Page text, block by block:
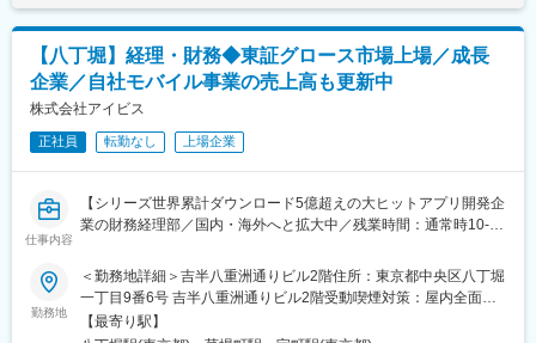
・その他与信調査、予算策定、固定資産管理、税金対応など
■募集背景：
現在、当社の財務経理部は名古屋拠点（全6名）にございましが、
2024年6月に本店所在地を東京に移転したことに伴い、より事業
運営に資する経理財務体制を構築するため、2026年1月より東京
本社に経理財務部を新設することになりました。今回はそのスタ
ーティングメンバーの募集です。
■魅力：
本ポジションは、経営者の適切な経営判断に資する様、正しい数
値を迅速に集計・報告することがミッションとなります。財務面
から企業の健全な持続的成長を支える、当社にとって重要な立ち
【八丁堀】経理・財務◆東証グロース市場上場／成長
企業／自社モバイル事業の売上高も更新中
株式会社アイビス
正社員 転勤なし 上場企業
仕事内容
【シリーズ世界累計ダウンロード5億超えの大ヒットアプリ開発企
業の財務経理部／国内・海外へと拡大中／残業時間：通常時10‐
■業務概要：
自社アプリ『ibisPaint』の他、受託開発も行う当社において、財
務経理業務をお任せします。
勤務地
＜勤務地詳細＞吉半八重洲通りビル2階住所：東京都中央区八丁堀
一丁目9番6号 吉半八重洲通りビル2階受動喫煙対策：屋内全面禁
煙変更の範囲：会社の定める事業所
【最寄り駅】